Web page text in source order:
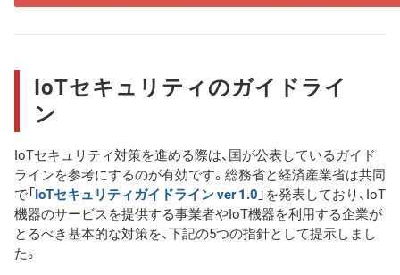
IoTセキュリティのガイドライ
ン
IoTセキュリティ対策を進める際は、国が公表しているガイド
ラインを参考にするのが有効です。総務省と経済産業省は共同
で「IoTセキュリティガイドライン ver 1.0 」を発表しており、IoT
機器のサービスを提供する事業者やIoT機器を利用する企業が
とるべき基本的な対策を、下記の5つの指針として提示しまし
た。